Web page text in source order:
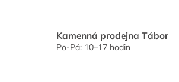
Kamenná prodejna Tábor
Po-Pá: 10–17 hodin